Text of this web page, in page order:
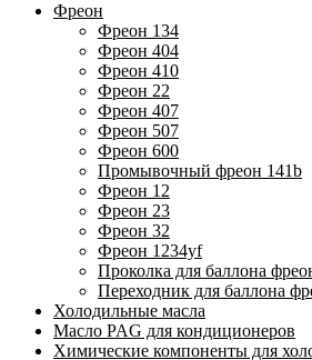
Фреон
Фреон 134
Фреон 404
Фреон 410
Фреон 22
Фреон 407
Фреон 507
Фреон 600
Промывочный фреон 141b
Фреон 12
Фреон 23
Фреон 32
Фреон 1234yf
Проколка для баллона
Переходник для баллона
Холодильные масла
Масло PAG для кондиционеров
Химические компоненты для